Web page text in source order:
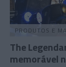
PRODUTOS E
The
memorável